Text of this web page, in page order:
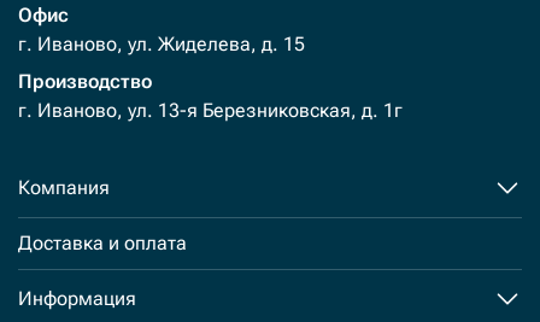
Офис
г. Иваново, ул. Жиделева, д. 15
Производство
г. Иваново, ул. 13-я Березниковская, д. 1г
Компания
Доставка и оплата
Информация